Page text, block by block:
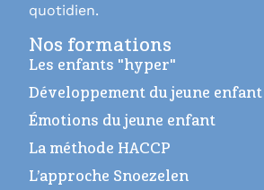
quotidien.
Nos formations
Les enfants "hyper"
Développement du jeune
Émotions du jeune enfant
La méthode HACCP
L’approche Snoezelen